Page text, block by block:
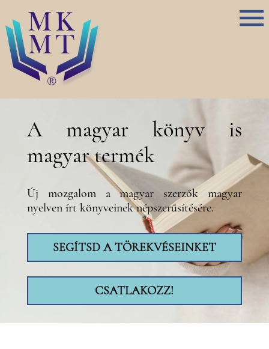
A magyar könyv is
magyar termék
Új mozgalom a magyar szerzők magyar
nyelven írt könyveinek népszerűsítésére.
SEGÍTSD A TÖREKVÉSEINKET
CSATLAKOZZ!